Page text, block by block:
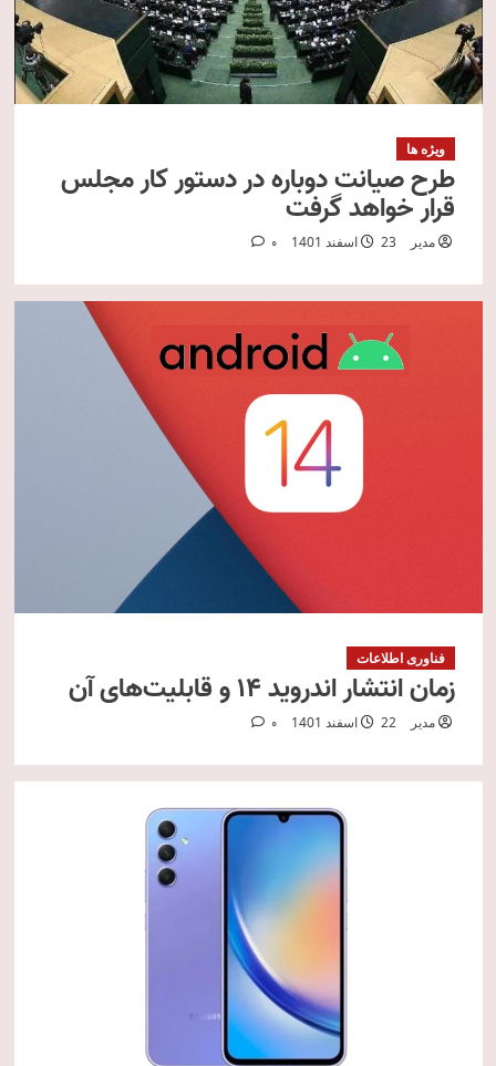
ویژه ها
طرح صیانت دوباره در دستور کار مجلس
قرار خواهد گرفت
مدیر 23 اسفند 1401 0
فناوری اطلاعات
زمان انتشار اندروید 14 و قابلیت‌های آن
مدیر 22 اسفند 1401 0